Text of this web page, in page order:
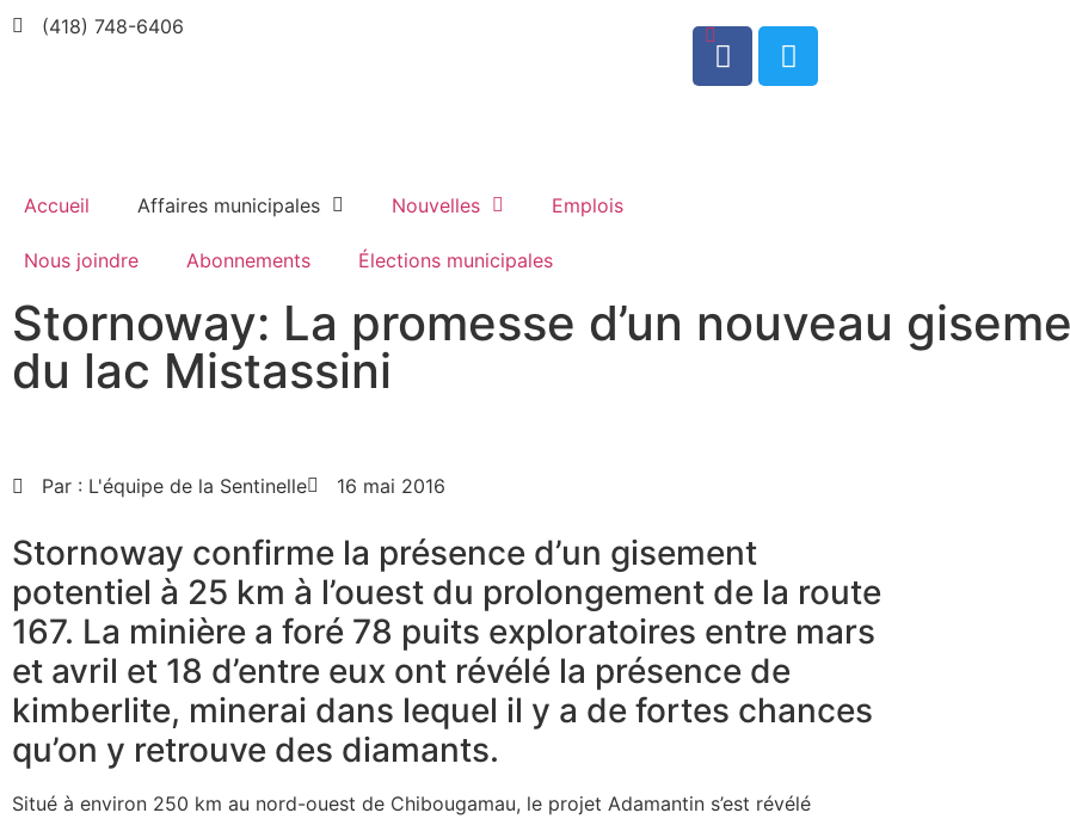
(418) 748-6406
0
Accueil Affaires municipales Nouvelles Emplois
Nous joindre Abonnements Élections municipales
Stornoway: La promesse d’un nouveau
du lac Mistassini
Par : L'équipe de la Sentinelle 16 mai 2016
Stornoway confirme la présence d’un gisement
potentiel à 25 km à l’ouest du prolongement de la route
167. La minière a foré 78 puits exploratoires entre mars
et avril et 18 d’entre eux ont révélé la présence de
kimberlite, minerai dans lequel il y a de fortes chances
qu’on y retrouve des diamants.
Situé à environ 250 km au nord-ouest de Chibougamau, le projet Adamantin s’est révélé